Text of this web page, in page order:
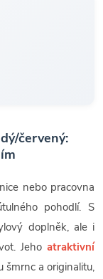
červený:
nebo pracovna
pohodlí. S
doplněk, ale i
Jeho atraktivní
šmrnc a originalitu,